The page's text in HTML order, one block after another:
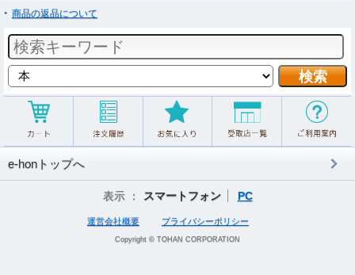
商品の返品について
e-honトップへ
表示 ： スマートフォン PC
運営会社概要 プライバシーポリシー
Copyright © TOHAN CORPORATION